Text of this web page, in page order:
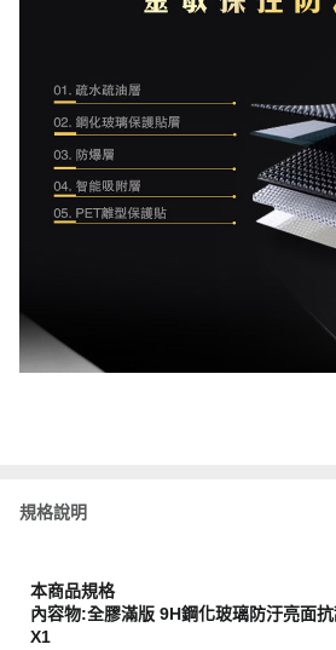
規格說明
本商品規格
內容物:全膠滿版 9H鋼化玻璃防汙亮面
X1